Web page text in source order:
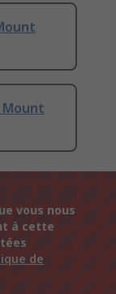
Mount
vous nous
à cette
de